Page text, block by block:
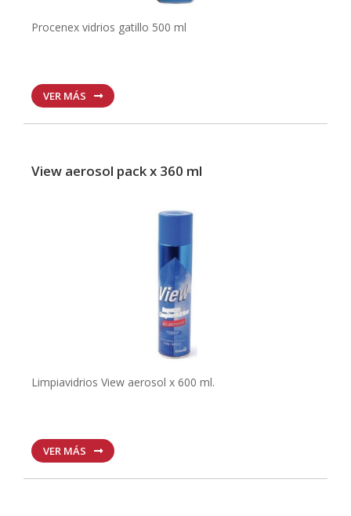
Procenex vidrios gatillo 500 ml
VER MÁS
View aerosol pack x 360 ml
Limpiavidrios View aerosol x 600 ml.
VER MÁS